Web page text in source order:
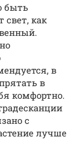
быть
свет, как
в
в
комфортно.
с
лучше